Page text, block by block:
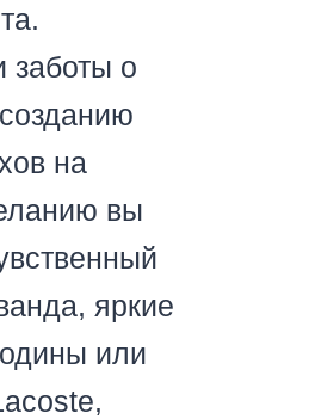
заботы о
на
вы
яркие
или